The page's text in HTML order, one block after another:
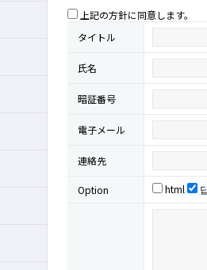
上記の方針に同意します。
タイトル
氏名
暗証番号
電子メール
連絡先
Option html